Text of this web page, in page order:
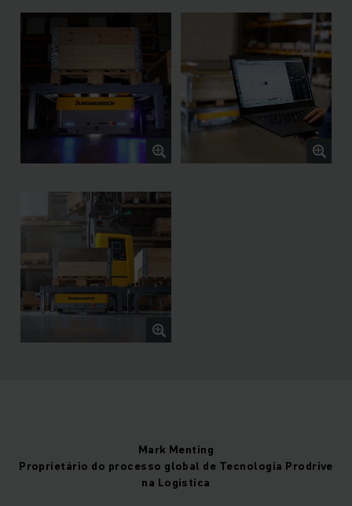
Mark Menting
Proprietário do processo global de Tecnologia Prodrive
na Logística